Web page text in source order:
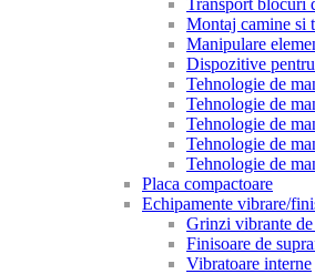
Transport blocuri
Montaj camine si
Manipulare
Dispozitive
Tehnologie de
Tehnologie de
Tehnologie de
Tehnologie de
Tehnologie de
Placa compactoare
Echipamente vibrare/
Grinzi vibrante de
Finisoare de
Vibratoare interne